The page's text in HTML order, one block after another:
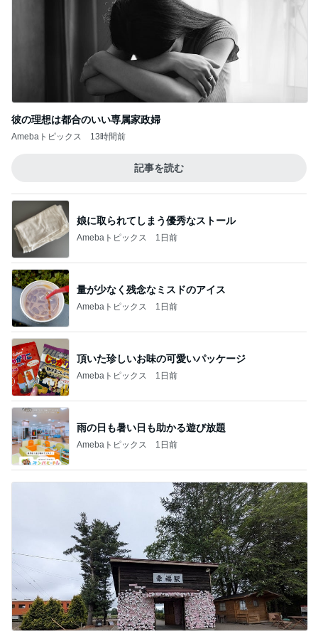
彼の理想は都合のいい専属家政婦
Amebaトピックス 13時間前
記事を読む
娘に取られてしまう優秀なストール
Amebaトピックス 1日前
量が少なく残念なミスドのアイス
Amebaトピックス 1日前
頂いた珍しいお味の可愛いパッケージ
Amebaトピックス 1日前
雨の日も暑い日も助かる遊び放題
Amebaトピックス 1日前